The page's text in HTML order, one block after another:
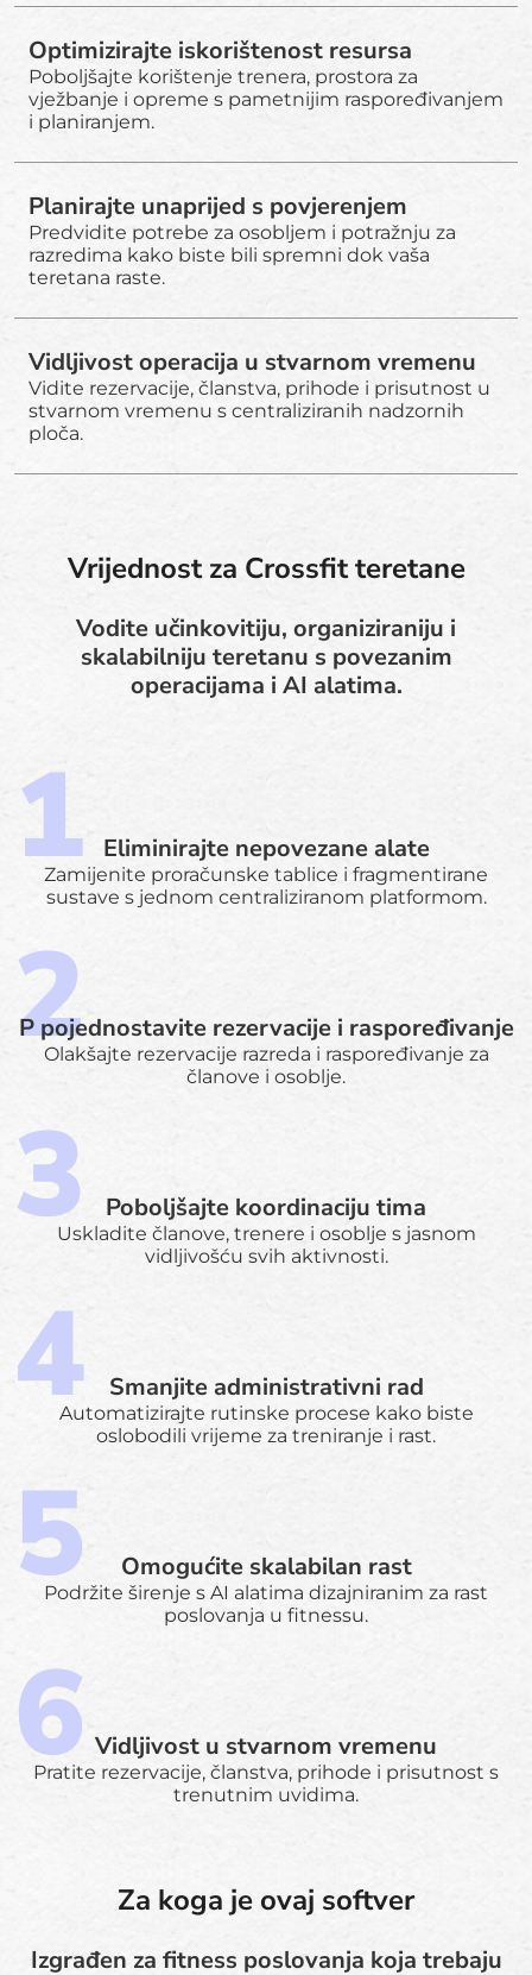
Optimizirajte iskorištenost resursa
Poboljšajte korištenje trenera, prostora za
vježbanje i opreme s pametnijim raspoređivanjem
i planiranjem.
Planirajte unaprijed s povjerenjem
Predvidite potrebe za osobljem i potražnju za
razredima kako biste bili spremni dok vaša
teretana raste.
Vidljivost operacija u stvarnom vremenu
Vidite rezervacije, članstva, prihode i prisutnost u
stvarnom vremenu s centraliziranih nadzornih
ploča.
Vrijednost za Crossfit teretane
Vodite učinkovitiju, organiziraniju i
skalabilniju teretanu s povezanim
operacijama i AI alatima.
Eliminirajte nepovezane alate
Zamijenite proračunske tablice i fragmentirane
sustave s jednom centraliziranom platformom.
P pojednostavite rezervacije i raspoređivanje
Olakšajte rezervacije razreda i raspoređivanje za
članove i osoblje.
Poboljšajte koordinaciju tima
Uskladite članove, trenere i osoblje s jasnom
vidljivošću svih aktivnosti.
Smanjite administrativni rad
Automatizirajte rutinske procese kako biste
oslobodili vrijeme za treniranje i rast.
Omogućite skalabilan rast
Podržite širenje s AI alatima dizajniranim za rast
poslovanja u fitnessu.
Vidljivost u stvarnom vremenu
Pratite rezervacije, članstva, prihode i prisutnost s
trenutnim uvidima.
Za koga je ovaj softver
Izgrađen za fitness poslovanja koja trebaju